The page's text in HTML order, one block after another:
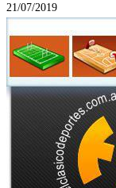
21/07/2019